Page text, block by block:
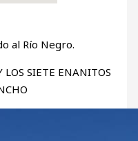
al Río Negro.
LOS SIETE ENANITOS